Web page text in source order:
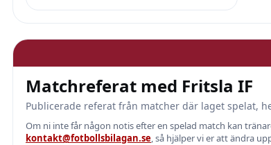
Matchreferat med Fritsla IF
Publicerade referat från matcher där laget spelat,
Om ni inte får någon notis efter en spelad match kan
kontakt@fotbollsbilagan.se, så hjälper vi er att ändra